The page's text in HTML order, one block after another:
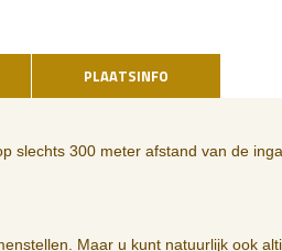
PLAATSINFO
slechts 300 meter afstand van de
Maar u kunt natuurlijk ook